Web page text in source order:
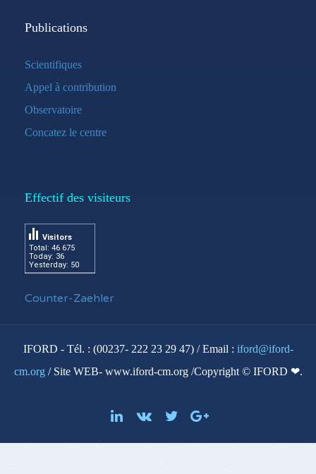
Publications
Scientifiques
Appel à contribution
Observatoire
Concatez le centre
Effectif des visiteurs
Total: 46 675
Today: 36
Yesterday: 50
Visitors
Counter-Zaehler
IFORD - Tél. : (00237- 222 23 29 47) / Email : iford@iford-
cm.org / Site WEB- www.iford-cm.org /Copyright © IFORD ❤.